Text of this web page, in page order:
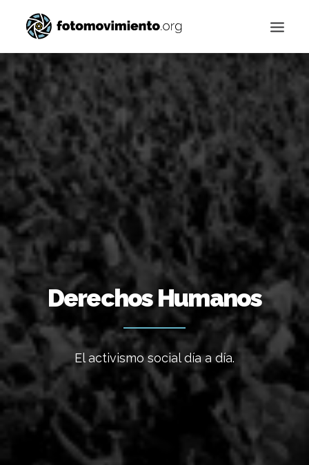
Buscar
Derechos Humanos
El activismo social día a día.